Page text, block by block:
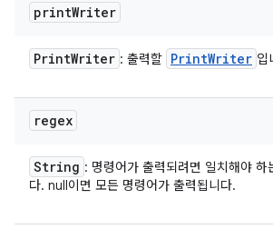
printWriter
PrintWriter : 출력할 PrintWriter 입
regex
String : 명령어가 출력되려면 일치해야 하
다. null이면 모든 명령어가 출력됩니다.